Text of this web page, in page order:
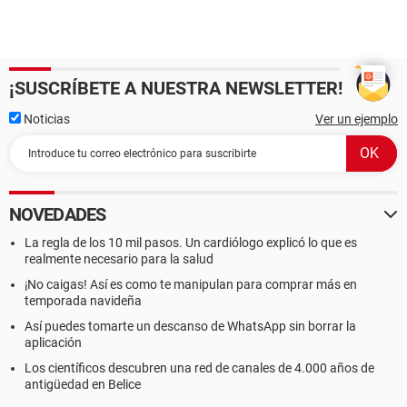
[ Placa base ]
Propiedades de la Placa Base:
Fabricante LENOVO
Producto KIWDX
[ Chasis ]
Propiedades del chasis:
Versión N/A
Número de serie Ninguno
Etiqueta No Asset Tag
Tipo de chasis Notebook
Estado del arranque Seguro
Estado de la alimentación Seguro
¡SUSCRÍBETE A NUESTRA NEWSLETTER!
Noticias Ver un ejemplo
NOVEDADES
La regla de los 10 mil pasos. Un cardiólogo explicó lo que es
realmente necesario para la salud
¡No caigas! Así es como te manipulan para comprar más en
temporada navideña
Así puedes tomarte un descanso de WhatsApp sin borrar la
aplicación
Los científicos descubren una red de canales de 4.000 años de
antigüedad en Belice